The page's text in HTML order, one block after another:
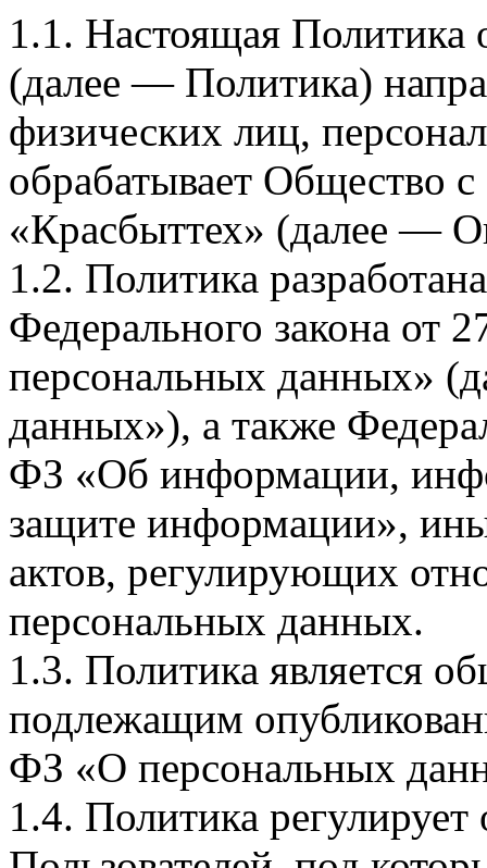
1.1. Настоящая Политика
(далее — Политика)
физических лиц,
обрабатывает Общество
«Красбыттех» (далее —
1.2. Политика
Федерального закона
персональных данных»
данных»), а также
ФЗ «Об информации,
защите информации»,
актов, регулирующих
персональных данных.
1.3. Политика является
подлежащим
ФЗ «О персональных
1.4. Политика